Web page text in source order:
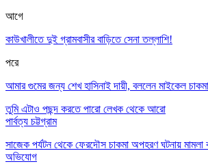
আগে
কাউখালীতে দুই গ্রামবাসীর বাড়িতে সেনা তল্লাশি!
পরে
আমার গুমের জন্য শেখ হাসিনাই দায়ী, বললেন মাইকেল চাকমা
তুমি এটাও পছন্দ করতে পারো লেখক থেকে আরো
পার্বত্য চট্টগ্রাম
সাজেক পর্যটন থেকে ফেরদৌস চাকমা অপহরণ ঘটনায় মামলা
অভিযোগ